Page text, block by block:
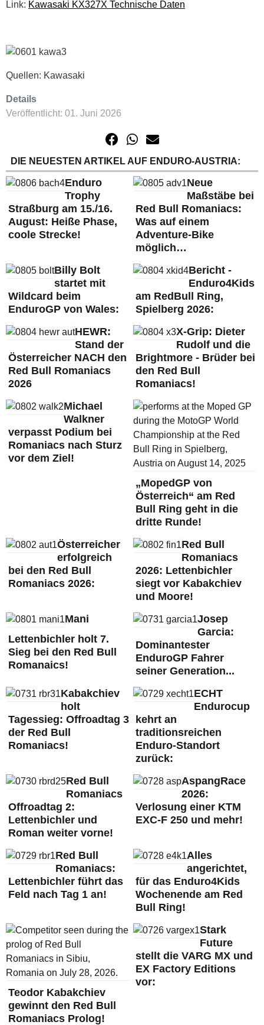
Link: Kawasaki KX327X Technische Daten
Quellen: Kawasaki
Details
Veröffentlicht: 01. Juni 2026
DIE NEUESTEN ARTIKEL AUF ENDURO-AUSTRIA:
Enduro
Trophy
Straßburg am 15./16.
August: Heiße Phase,
coole Strecke!
Neue
Maßstäbe bei
Red Bull Romaniacs:
Was auf einem
Adventure-Bike
möglich…
Billy Bolt
startet mit
Wildcard beim
EnduroGP von Wales:
Bericht -
Enduro4Kids
am RedBull Ring,
Spielberg 2026:
HEWR:
Stand der
Österreicher NACH den
Red Bull Romaniacs
2026
X-Grip: Dieter
Rudolf und die
Brightmore - Brüder bei
den Red Bull
Romaniacs!
Michael
Walkner
verpasst Podium bei
Romaniacs nach Sturz
vor dem Ziel!
„MopedGP von
Österreich“ am Red
Bull Ring geht in die
dritte Runde!
Österreicher
erfolgreich
bei den Red Bull
Romaniacs 2026:
Red Bull
Romaniacs
2026: Lettenbichler
siegt vor Kabakchiev
und Moore!
Mani
Lettenbichler holt 7.
Sieg bei den Red Bull
Romanaics!
Josep
Garcia:
Dominantester
EnduroGP Fahrer
seiner Generation...
Kabakchiev
holt
Tagessieg: Offroadtag 3
der Red Bull
Romaniacs!
ECHT
Endurocup
kehrt an
traditionsreichen
Enduro-Standort
zurück:
Red Bull
Romaniacs
Offroadtag 2:
Lettenbichler und
Roman weiter vorne!
AspangRace
2026:
Verlosung einer KTM
EXC-F 250 und mehr!
Red Bull
Romaniacs:
Lettenbichler führt das
Feld nach Tag 1 an!
Alles
angerichtet,
für das Enduro4Kids
Wochenende am Red
Bull Ring!
Teodor Kabakchiev
gewinnt den Red Bull
Romaniacs Prolog!
Stark
Future
stellt die VARG MX und
EX Factory Editions
vor: